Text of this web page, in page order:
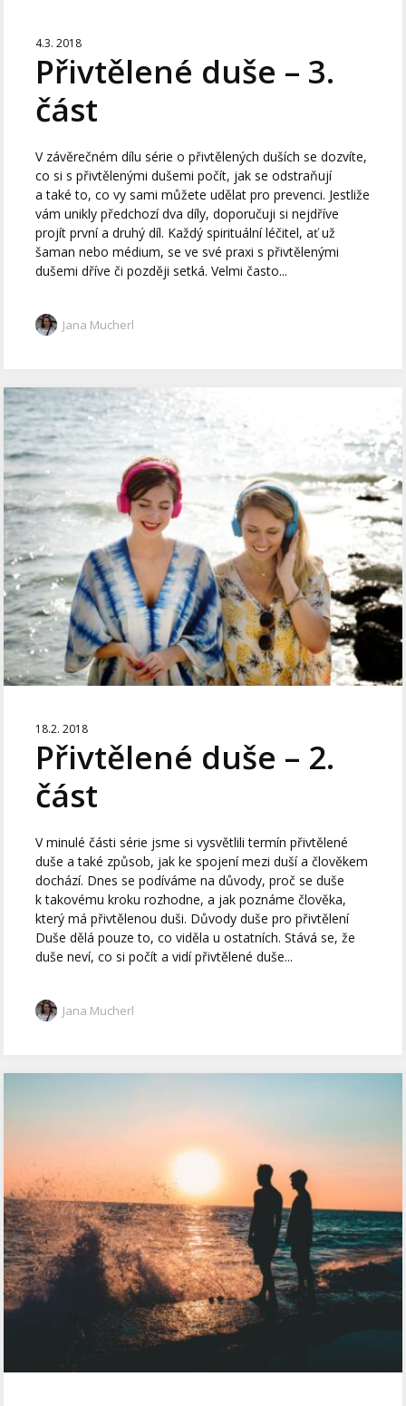
4.3. 2018
Přivtělené duše – 3.
část
V závěrečném dílu série o přivtělených duších se dozvíte,
co si s přivtělenými dušemi počít, jak se odstraňují
a také to, co vy sami můžete udělat pro prevenci. Jestliže
vám unikly předchozí dva díly, doporučuji si nejdříve
projít první a druhý díl. Každý spirituální léčitel, ať už
šaman nebo médium, se ve své praxi s přivtělenými
dušemi dříve či později setká. Velmi často...
Jana Mucherl
18.2. 2018
Přivtělené duše – 2.
část
V minulé části série jsme si vysvětlili termín přivtělené
duše a také způsob, jak ke spojení mezi duší a člověkem
dochází. Dnes se podíváme na důvody, proč se duše
k takovému kroku rozhodne, a jak poznáme člověka,
který má přivtělenou duši. Důvody duše pro přivtělení
Duše dělá pouze to, co viděla u ostatních. Stává se, že
duše neví, co si počít a vidí přivtělené duše...
Jana Mucherl